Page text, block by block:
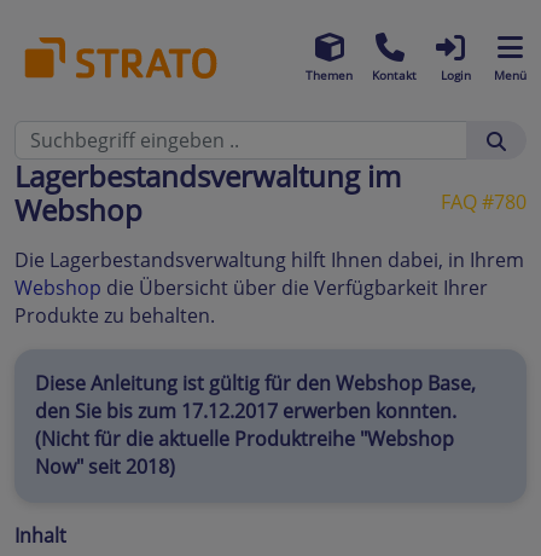
Themen Kontakt Login Menü
FAQ #780
Lagerbestandsverwaltung im
Webshop
Die Lagerbestandsverwaltung hilft Ihnen dabei, in Ihrem
Webshop die Übersicht über die Verfügbarkeit Ihrer
Produkte zu behalten.
Diese Anleitung ist gültig für den Webshop Base,
den Sie bis zum 17.12.2017 erwerben konnten.
(Nicht für die aktuelle Produktreihe "Webshop
Now" seit 2018)
Inhalt